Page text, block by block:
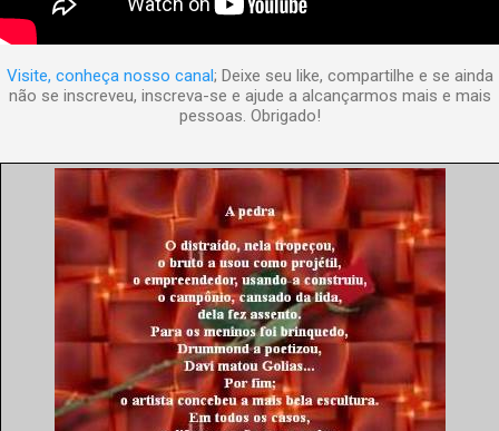
Visite, conheça nosso canal; Deixe seu like, compartilhe e se ainda
não se inscreveu, inscreva-se e ajude a alcançarmos mais e mais
pessoas. Obrigado!